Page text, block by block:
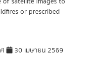
or prescribed
30 เมษายน 2569